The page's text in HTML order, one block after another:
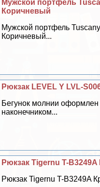
Мужской портфель
Коричневый
Мужской портфель
Коричневый...
Рюкзак LEVEL Y LVL-
Бегунок молнии
наконечником...
Рюкзак Tigernu T-
Рюкзак Tigernu T-B3249A